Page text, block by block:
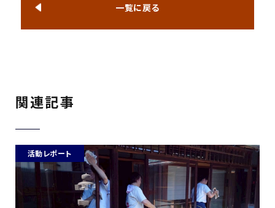
一覧に戻る
関連記事
活動レポート